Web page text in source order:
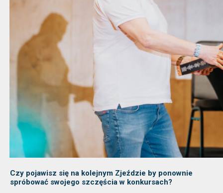
Czy pojawisz się na kolejnym Zjeździe by ponownie
spróbować swojego szczęścia w konkursach?